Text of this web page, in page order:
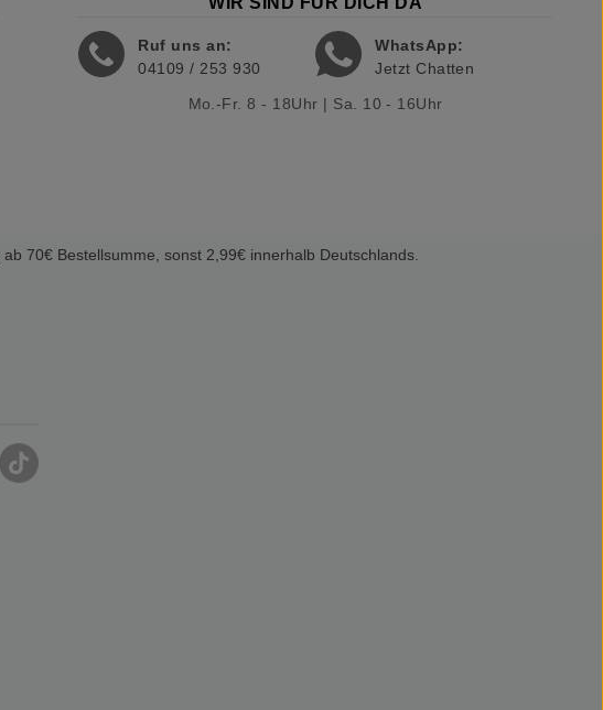
Ruf uns an:
04109 / 253 930
WhatsApp:
Jetzt Chatten
Mo.-Fr. 8 - 18Uhr | Sa. 10 - 16Uhr
ab 70€ Bestellsumme, sonst 2,99€ innerhalb Deutschlands.